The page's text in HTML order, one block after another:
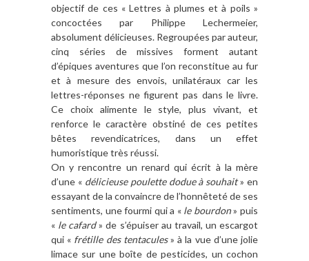
objectif de ces « Lettres à plumes et à poils »
concoctées par Philippe Lechermeier,
absolument délicieuses. Regroupées par auteur,
cinq séries de missives forment autant
d’épiques aventures que l’on reconstitue au fur
et à mesure des envois, unilatéraux car les
lettres-réponses ne figurent pas dans le livre.
Ce choix alimente le style, plus vivant, et
renforce le caractère obstiné de ces petites
bêtes revendicatrices, dans un effet
humoristique très réussi.
On y rencontre un renard qui écrit à la mère
d’une « délicieuse poulette dodue à souhait» en
essayant de la convaincre de l’honnêteté de ses
sentiments, une fourmi qui a « le bourdon» puis
« le cafard» de s’épuiser au travail, un escargot
qui « frétille des tentacules» à la vue d’une jolie
limace sur une boîte de pesticides, un cochon